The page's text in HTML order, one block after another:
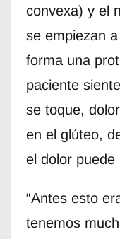
convexa) y el
se empiezan
forma una
paciente
se toque,
en el glúteo,
el dolor puede
“Antes esto
tenemos